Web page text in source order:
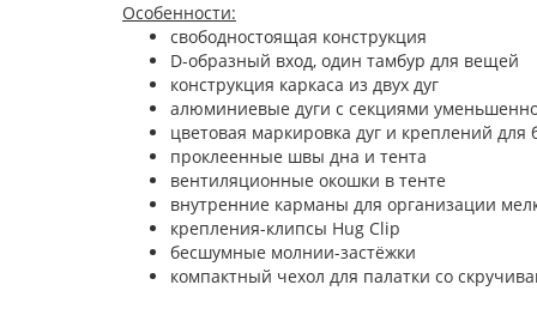
Особенности:
свободностоящая конструкция
D-образный вход, один тамбур для вещей
конструкция каркаса из двух дуг
алюминиевые дуги с секциями
цветовая маркировка дуг и креплений для
проклеенные швы дна и тента
вентиляционные окошки в тенте
внутренние карманы для организации
крепления-клипсы Hug Clip
бесшумные молнии-застёжки
компактный чехол для палатки со